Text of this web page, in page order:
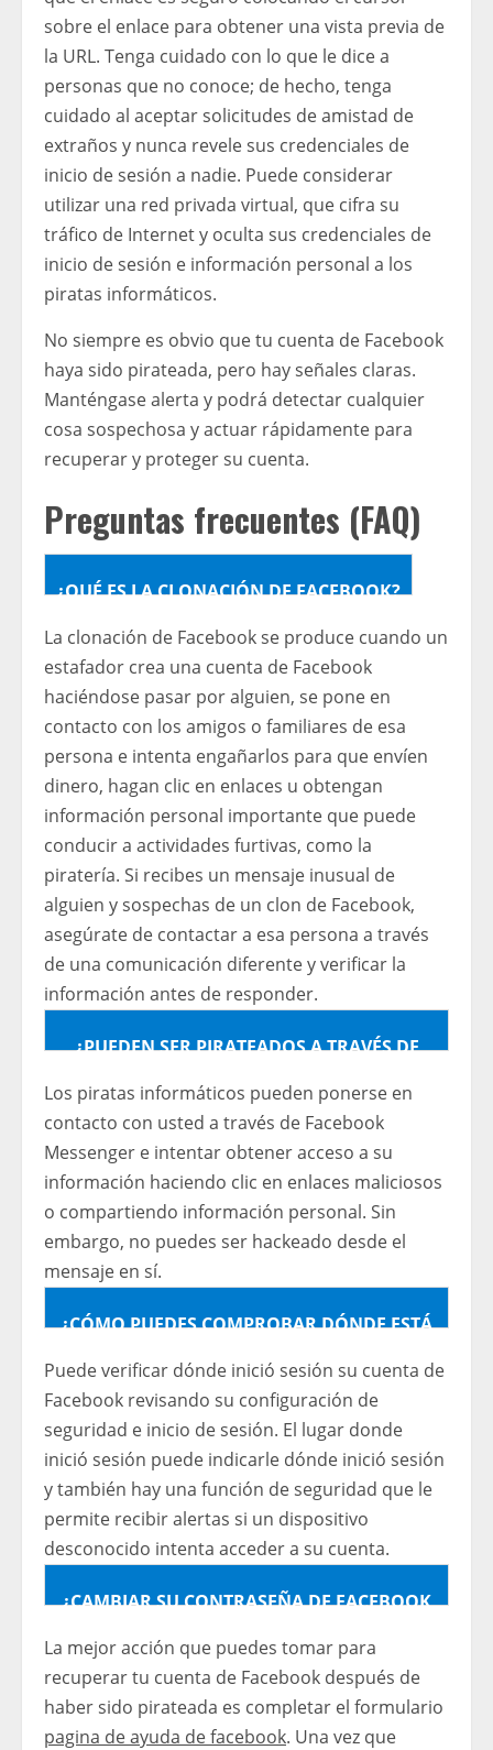
sobre el enlace para obtener una vista previa de
la URL. Tenga cuidado con lo que le dice a
personas que no conoce; de ​​hecho, tenga
cuidado al aceptar solicitudes de amistad de
extraños y nunca revele sus credenciales de
inicio de sesión a nadie. Puede considerar
utilizar una red privada virtual, que cifra su
tráfico de Internet y oculta sus credenciales de
inicio de sesión e información personal a los
piratas informáticos.
No siempre es obvio que tu cuenta de Facebook
haya sido pirateada, pero hay señales claras.
Manténgase alerta y podrá detectar cualquier
cosa sospechosa y actuar rápidamente para
recuperar y proteger su cuenta.
Preguntas frecuentes (FAQ)
¿QUÉ ES LA CLONACIÓN DE FACEBOOK?
La clonación de Facebook se produce cuando un
estafador crea una cuenta de Facebook
haciéndose pasar por alguien, se pone en
contacto con los amigos o familiares de esa
persona e intenta engañarlos para que envíen
dinero, hagan clic en enlaces u obtengan
información personal importante que puede
conducir a actividades furtivas, como la
piratería. Si recibes un mensaje inusual de
alguien y sospechas de un clon de Facebook,
asegúrate de contactar a esa persona a través
de una comunicación diferente y verificar la
información antes de responder.
¿PUEDEN SER PIRATEADOS A TRAVÉS DE
Los piratas informáticos pueden ponerse en
contacto con usted a través de Facebook
Messenger e intentar obtener acceso a su
información haciendo clic en enlaces maliciosos
o compartiendo información personal. Sin
embargo, no puedes ser hackeado desde el
mensaje en sí.
¿CÓMO PUEDES COMPROBAR DÓNDE ESTÁ
Puede verificar dónde inició sesión su cuenta de
Facebook revisando su configuración de
seguridad e inicio de sesión. El lugar donde
inició sesión puede indicarle dónde inició sesión
y también hay una función de seguridad que le
permite recibir alertas si un dispositivo
desconocido intenta acceder a su cuenta.
¿CAMBIAR SU CONTRASEÑA DE FACEBOOK
La mejor acción que puedes tomar para
recuperar tu cuenta de Facebook después de
haber sido pirateada es completar el formulario
pagina de ayuda de facebook. Una vez que